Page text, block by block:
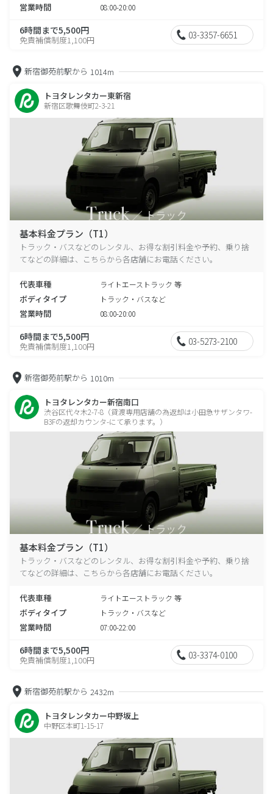
営業時間 08:00-20:00
6時間まで5,500円
免責補償制度1,100円 03-3357-6651
新宿御苑前駅から 1014m
トヨタレンタカー東新宿
新宿区歌舞伎町2-3-21
基本料金プラン（T1）
トラック・バスなどのレンタル、お得な割引料金や予約、乗り捨
てなどの詳細は、こちらから各店舗にお電話ください。
代表車種 ライトエーストラック 等
ボディタイプ トラック・バスなど
営業時間 08:00-20:00
6時間まで5,500円
免責補償制度1,100円 03-5273-2100
新宿御苑前駅から 1010m
トヨタレンタカー新宿南口
渋谷区代々木2-7-8（貸渡専用店舗の為返却は小田急サザンタワ-
B3Fの返却カウンタ-にて承ります。）
基本料金プラン（T1）
トラック・バスなどのレンタル、お得な割引料金や予約、乗り捨
てなどの詳細は、こちらから各店舗にお電話ください。
代表車種 ライトエーストラック 等
ボディタイプ トラック・バスなど
営業時間 07:00-22:00
6時間まで5,500円
免責補償制度1,100円 03-3374-0100
新宿御苑前駅から 2432m
トヨタレンタカー中野坂上
中野区本町1-15-17